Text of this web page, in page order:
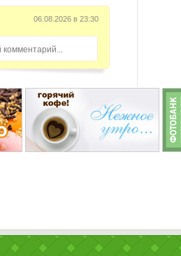
06.08.2026 в 23:30
комментарий...